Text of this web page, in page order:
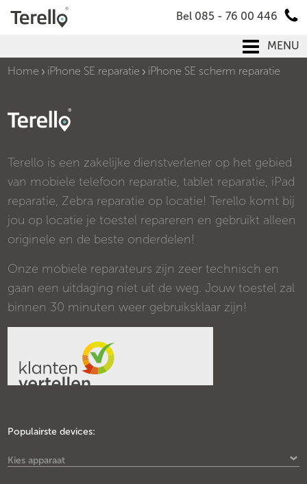
Bel 085 - 76 00 446
MENU
Home
iPhone SE reparatie iPhone SE scherm reparatie
Terello is een zakelijke dienstverlener op het gebied
van mobiele telefoon reparatie, tablet reparatie, iPad
reparatie, Zebra reparatie op locatie! Terello komt bij
jou op locatie je toestel repareren en gebruikt alleen
originele en de beste onderdelen!
Onze mobiele reparateurs zijn zeer technisch en
gaan een uitdaging niet uit de weg. Jouw toestel zal
binnen 30 minuten weer gebruiksklaar zijn!
Populairste devices:
Kies apparaat